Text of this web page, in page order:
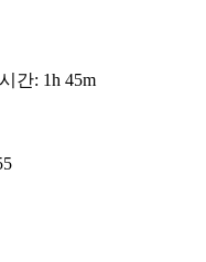
간: 1h 45m